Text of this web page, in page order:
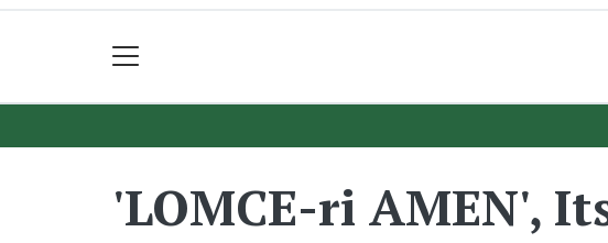
'LOMCE-ri AMEN',